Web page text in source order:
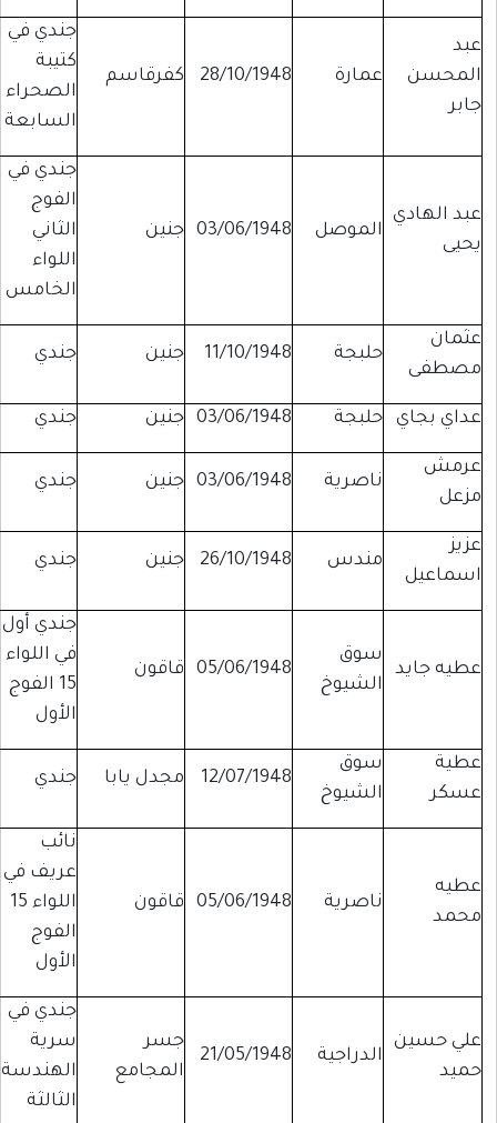
جندي في
كتيبة
الصحراء
السابعة
كفرقاسم 28/10/1948 عمارة
عبد
المحسن
جابر
جندي في
الفوج
الثاني
اللواء
الخامس
جنين 03/06/1948 الموصل
عبد الهادي
يحيى
جندي جنين 11/10/1948 حلبجة
عثمان
مصطفى
جندي جنين 03/06/1948 حلبجة عداي بجاي
جندي جنين 03/06/1948 ناصرية
عرمش
مزعل
جندي جنين 26/10/1948 مندس
عزيز
اسماعيل
جندي أول
في اللواء
15 الفوج
الأول
قاقون 05/06/1948
سوق
الشيوخ
عطيه جايد
جندي مجدل يابا 12/07/1948
سوق
الشيوخ
عطية
عسكر
نائب
عريف في
اللواء 15
الفوج
الأول
قاقون 05/06/1948 ناصرية
عطيه
محمد
جندي في
سرية
الهندسة
الثالثة
جسر
المجامع
21/05/1948 الدراجية
علي حسين
حميد